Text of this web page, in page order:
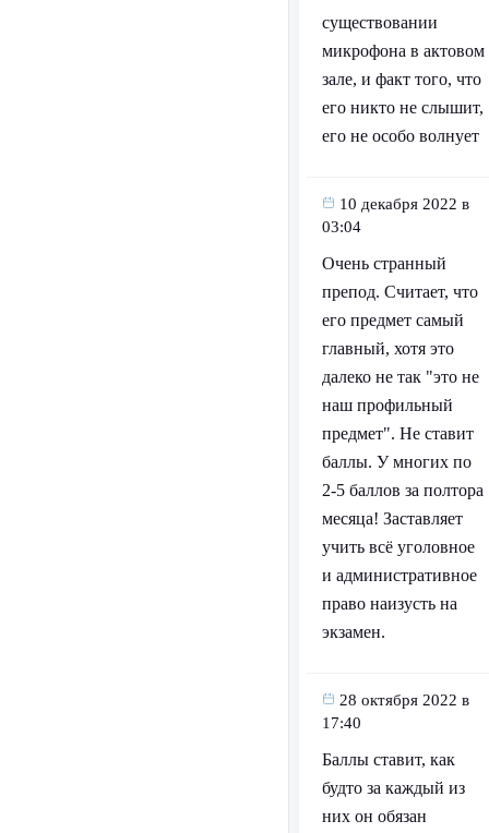
существовании
микрофона в актовом
зале, и факт того, что
его никто не слышит,
его не особо волнует
10 декабря 2022 в
03:04
Очень странный
препод. Считает, что
его предмет самый
главный, хотя это
далеко не так "это не
наш профильный
предмет". Не ставит
баллы. У многих по
2-5 баллов за полтора
месяца! Заставляет
учить всё уголовное
и административное
право наизусть на
экзамен.
28 октября 2022 в
17:40
Баллы ставит, как
будто за каждый из
них он обязан